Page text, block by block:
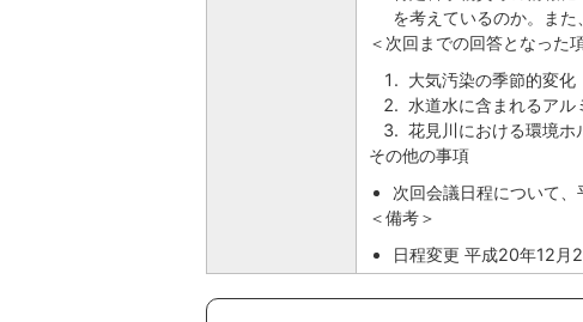
を考えているのか。また
＜次回までの回答となった
大気汚染の季節的変化
水道水に含まれるアル
花見川における環境ホ
その他の事項
次回会議日程について、
＜備考＞
日程変更 平成20年12月